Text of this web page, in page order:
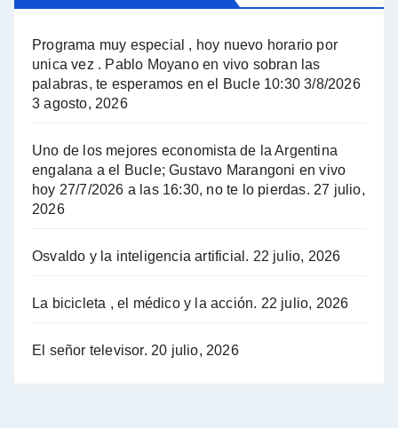
A mayor poder al empresariado le cuesta encontrar resistencia - Jose Urtubey con Jorge Gres
Hugo Yasky : Día de la Militancia - Hugo Yasky con Jorge Gres
Hugo Yasky sobre la Coordinadora de las Industrias de Productos Alimenticios (COPAL) - Hugo Yasky con Jorge Gres
Pablo Moyano sobre el espionaje: "Estos personajes siniestros han hecho mucho daño" - Pablo Moyano con Jorge Gres
Programa muy especial , hoy nuevo horario por
unica vez . Pablo Moyano en vivo sobran las
palabras, te esperamos en el Bucle 10:30 3/8/2026
3 agosto, 2026
Uno de los mejores economista de la Argentina
engalana a el Bucle; Gustavo Marangoni en vivo
hoy 27/7/2026 a las 16:30, no te lo pierdas. 27 julio,
2026
Osvaldo y la inteligencia artificial. 22 julio, 2026
La bicicleta , el médico y la acción. 22 julio, 2026
El señor televisor. 20 julio, 2026